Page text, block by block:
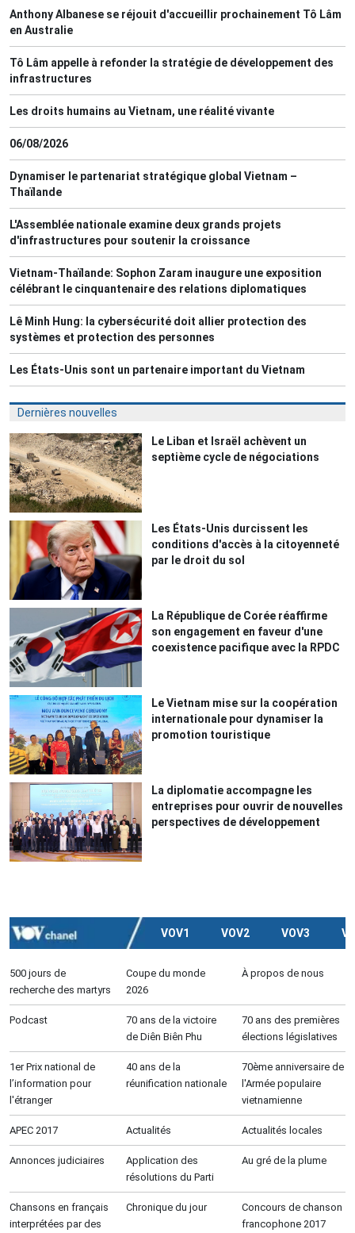
Anthony Albanese se réjouit d'accueillir prochainement Tô Lâm
en Australie
Tô Lâm appelle à refonder la stratégie de développement des
infrastructures
Les droits humains au Vietnam, une réalité vivante
06/08/2026
Dynamiser le partenariat stratégique global Vietnam –
Thaïlande
L'Assemblée nationale examine deux grands projets
d'infrastructures pour soutenir la croissance
Vietnam-Thaïlande: Sophon Zaram inaugure une exposition
célébrant le cinquantenaire des relations diplomatiques
Lê Minh Hung: la cybersécurité doit allier protection des
systèmes et protection des personnes
Les États-Unis sont un partenaire important du Vietnam
Dernières nouvelles
Le Liban et Israël achèvent un
septième cycle de négociations
Les États-Unis durcissent les
conditions d'accès à la citoyenneté
par le droit du sol
La République de Corée réaffirme
son engagement en faveur d'une
coexistence pacifique avec la RPDC
Le Vietnam mise sur la coopération
internationale pour dynamiser la
promotion touristique
La diplomatie accompagne les
entreprises pour ouvrir de nouvelles
perspectives de développement
VOV1 VOV2 VOV3
500 jours de
recherche des martyrs
Coupe du monde
2026
À propos de nous
Podcast
70 ans de la victoire
de Diên Biên Phu
70 ans des premières
élections législatives
1er Prix national de
l’information pour
l'étranger
40 ans de la
réunification nationale
70ème anniversaire de
l'Armée populaire
vietnamienne
APEC 2017 Actualités Actualités locales
Annonces judiciaires
Application des
résolutions du Parti
Au gré de la plume
Chansons en français
interprétées par des
Chronique du jour
Concours de chanson
francophone 2017